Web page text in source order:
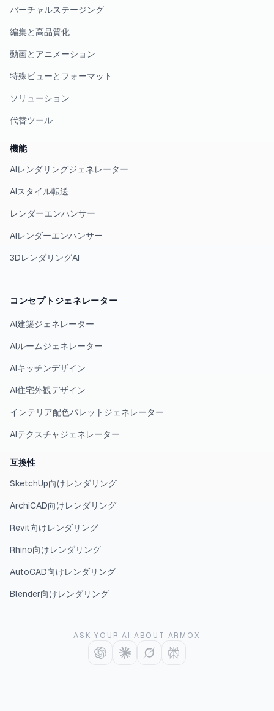
バーチャルステージング
編集と高品質化
動画とアニメーション
特殊ビューとフォーマット
ソリューション
代替ツール
機能
AIレンダリングジェネレーター
AIスタイル転送
レンダーエンハンサー
AIレンダーエンハンサー
3DレンダリングAI
コンセプトジェネレーター
AI建築ジェネレーター
AIルームジェネレーター
AIキッチンデザイン
AI住宅外観デザイン
インテリア配色パレットジェネレーター
AIテクスチャジェネレーター
互換性
SketchUp向けレンダリング
ArchiCAD向けレンダリング
Revit向けレンダリング
Rhino向けレンダリング
AutoCAD向けレンダリング
Blender向けレンダリング
ASK YOUR AI ABOUT ARMOX